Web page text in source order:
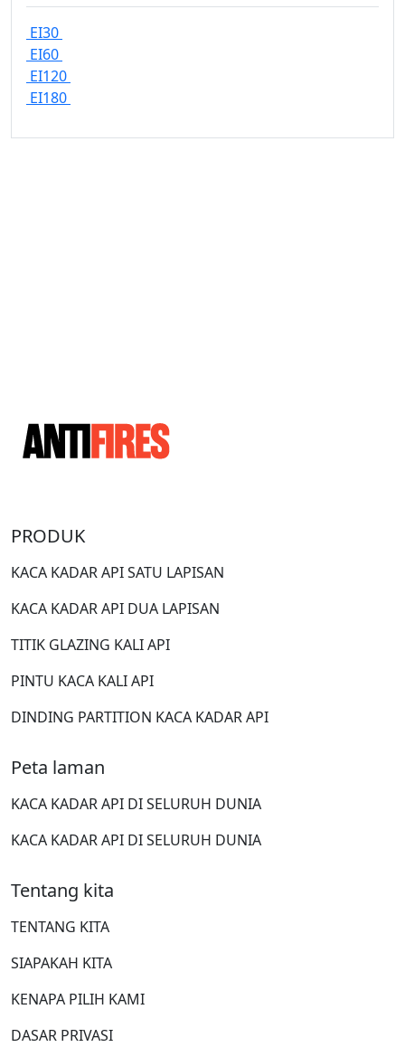
EI30
EI60
EI120
EI180
PRODUK
KACA KADAR API SATU LAPISAN
KACA KADAR API DUA LAPISAN
TITIK GLAZING KALI API
PINTU KACA KALI API
DINDING PARTITION KACA KADAR API
Peta laman
KACA KADAR API DI SELURUH DUNIA
KACA KADAR API DI SELURUH DUNIA
Tentang kita
TENTANG KITA
SIAPAKAH KITA
KENAPA PILIH KAMI
DASAR PRIVASI